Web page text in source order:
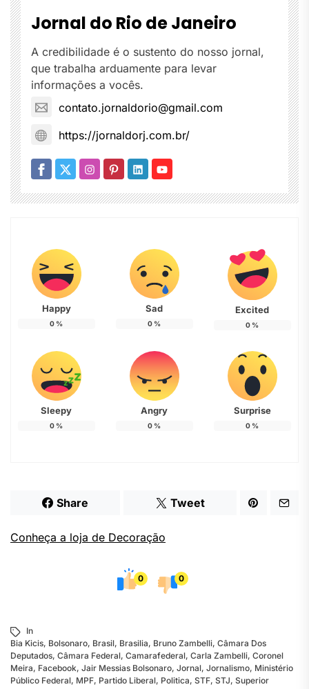
Jornal do Rio de Janeiro
A credibilidade é o sustento do nosso jornal,
que trabalha arduamente para levar
informações a vocês.
contato.jornaldorio@gmail.com
https://jornaldorj.com.br/
Happy
0 %
Sad
0 %
Excited
0 %
Sleepy
0 %
Angry
0 %
Surprise
0 %
Share Tweet
Conheça a loja de Decoração
0 0
In
Bia Kicis, Bolsonaro, Brasil, Brasilia, Bruno Zambelli, Câmara Dos
Deputados, Câmara Federal, Camarafederal, Carla Zambelli, Coronel
Meira, Facebook, Jair Messias Bolsonaro, Jornal, Jornalismo, Ministério
Público Federal, MPF, Partido Liberal, Politica, STF, STJ, Superior